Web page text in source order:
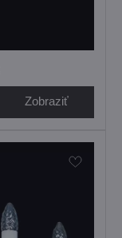
Zobraziť